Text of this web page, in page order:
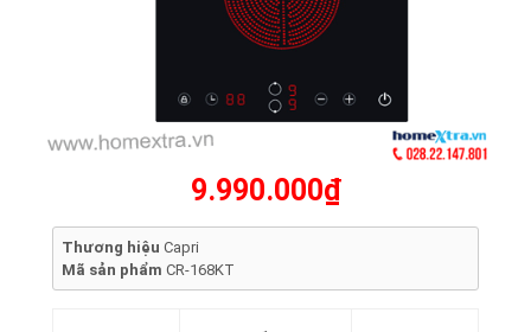
9.990.000₫
Thương hiệu Capri
Mã sản phẩm CR-168KT